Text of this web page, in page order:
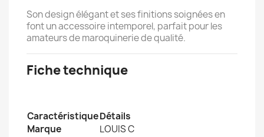
Son design élégant et ses finitions soignées en
font un accessoire intemporel, parfait pour les
amateurs de maroquinerie de qualité.
Fiche technique
CaractéristiqueDétails
Marque
LOUIS C